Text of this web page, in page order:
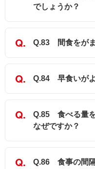
でしょうか？
Q.83 間食をがま
Q.84 早食いが
Q.85 食べる量
なぜですか？
Q.86 食事の間